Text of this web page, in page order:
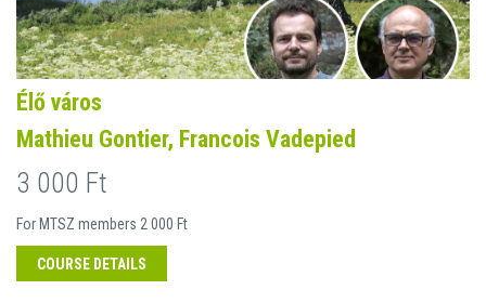
Élő város
Mathieu Gontier, Francois Vadepied
3 000 Ft
For MTSZ members 2 000 Ft
COURSE DETAILS